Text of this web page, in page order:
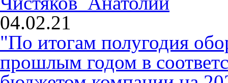
04.02.21
"По итогам полугодия
прошлым годом в